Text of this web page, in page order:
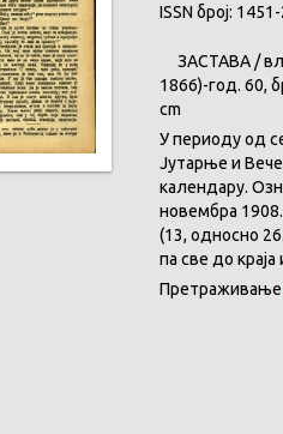
ISSN број:
ЗАСТАВА /
1866)-год. 60,
cm
Упериодуод
Јутарње и
календару.
новембра 1908.
(13, односно
па све до
Претраживање